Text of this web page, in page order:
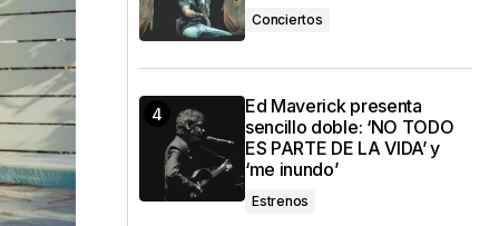
Conciertos
Ed Maverick presenta
sencillo doble: ‘NO TODO
ES PARTE DE LA VIDA’ y
‘me inundo’
Estrenos